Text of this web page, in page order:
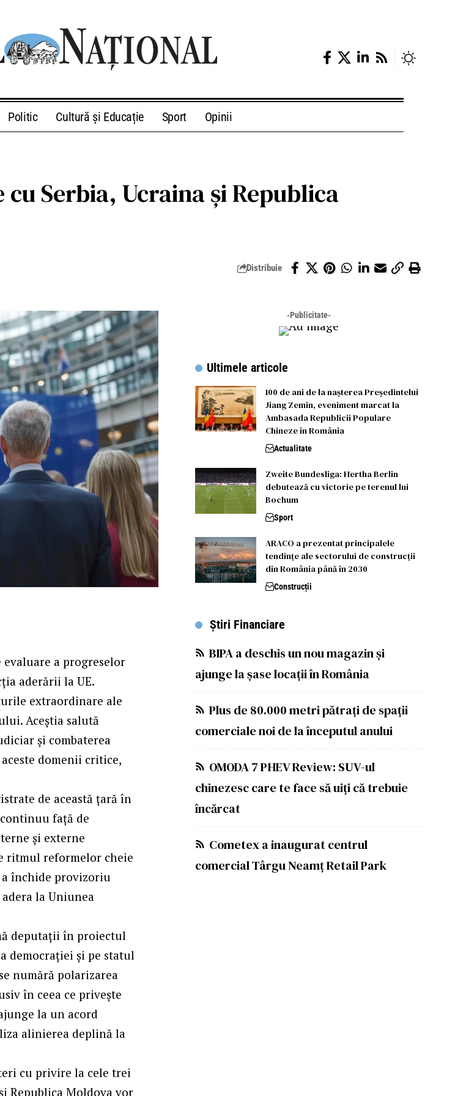
Politic Cultură și Educație Sport Opinii
Serbia, Ucraina și Republica
Distribuie
a progreselor
aderării la UE.
extraordinare ale
Aceștia salută
și combaterea
domenii critice,
de această țară în
față de
și externe
ritmul reformelor cheie
închide provizoriu
la Uniunea
deputații înproiectul
democrației și pe statul
numără polarizarea
în ceea ce privește
la un acord
alinierea deplină la
cu privire la cele trei
Republica Moldova vor
-Publicitate-
Ultimele articole
100 de ani de la nașterea Președintelui
Jiang Zemin, eveniment marcat la
Ambasada Republicii Populare
Chineze în România
Actualitate
Zweite Bundesliga: Hertha Berlin
debutează cu victorie pe terenul lui
Bochum
Sport
ARACO a prezentat principalele
tendințe ale sectorului de construcții
din România până în 2030
Construcții
Știri Financiare
BIPA a deschis un nou magazin și
ajunge la șase locații în România
Plus de 80.000 metri pătrați de spații
comerciale noi de la începutul anului
OMODA 7 PHEV Review: SUV-ul
chinezesc care te face să uiți că trebuie
încărcat
Cometex a inaugurat centrul
comercial Târgu Neamț Retail Park